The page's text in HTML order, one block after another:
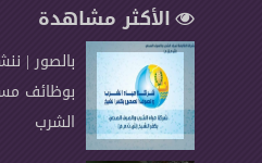
الأكثر مشاهدة
بالصور |
بوظائف
الشرب